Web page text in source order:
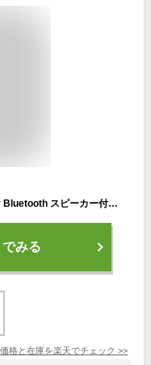
[即出荷][限定特価] ランタン ライト 蚊よけ Bluetooth スピーカー付き 音楽 LED 充電式 USB ランプ 照明 吊り下げ 懐中電灯 ミニライト キャンプ モバイルバッテリー 防災グッズ 非常用 停電 レジャー アウトドア デスクライト 虫よけ 【Solid Earth Lamp】【送料無料】
みる
価格と在庫を楽天でチェック >>